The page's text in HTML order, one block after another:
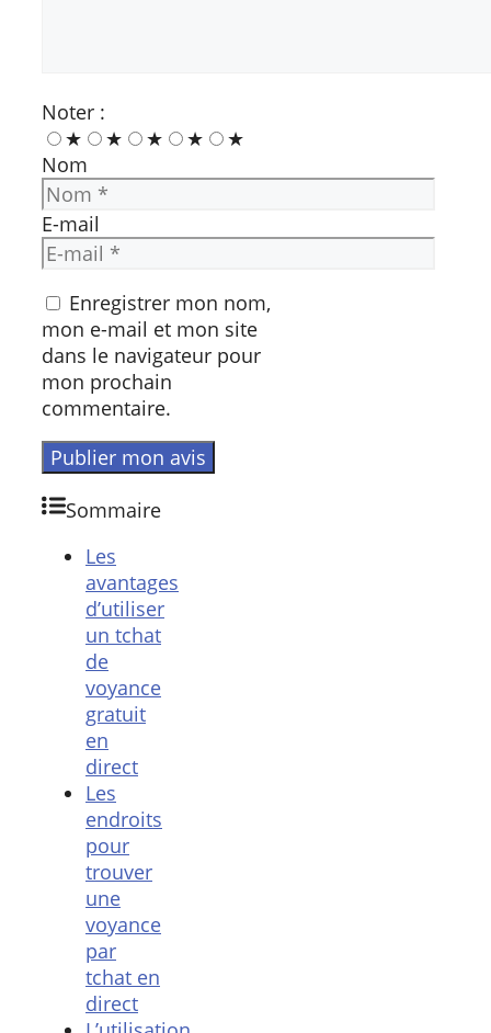
Noter :
★
★ ★ ★
★
Nom
E-mail
Enregistrer mon nom,
mon e-mail et mon site
dans le navigateur pour
mon prochain
commentaire.
Sommaire
Les
avantages
d’utiliser
un tchat
de
voyance
gratuit
en
direct
Les
endroits
pour
trouver
une
voyance
par
tchat en
direct